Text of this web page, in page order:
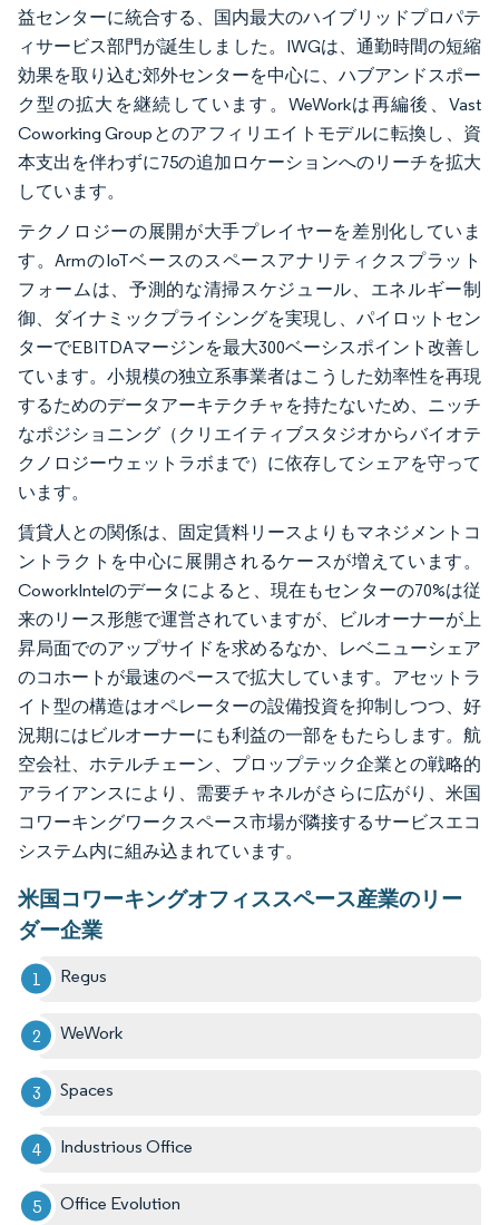
益センターに統合する、国内最大のハイブリッドプロパテ
ィサービス部門が誕生しました。IWGは、通勤時間の短縮
効果を取り込む郊外センターを中心に、ハブアンドスポー
ク型の拡大を継続しています。WeWorkは再編後、Vast
Coworking Groupとのアフィリエイトモデルに転換し、資
本支出を伴わずに75の追加ロケーションへのリーチを拡大
しています。
テクノロジーの展開が大手プレイヤーを差別化していま
す。ArmのIoTベースのスペースアナリティクスプラット
フォームは、予測的な清掃スケジュール、エネルギー制
御、ダイナミックプライシングを実現し、パイロットセン
ターでEBITDAマージンを最大300ベーシスポイント改善し
ています。小規模の独立系事業者はこうした効率性を再現
するためのデータアーキテクチャを持たないため、ニッチ
なポジショニング（クリエイティブスタジオからバイオテ
クノロジーウェットラボまで）に依存してシェアを守って
います。
賃貸人との関係は、固定賃料リースよりもマネジメントコ
ントラクトを中心に展開されるケースが増えています。
CoworkIntelのデータによると、現在もセンターの70%は従
来のリース形態で運営されていますが、ビルオーナーが上
昇局面でのアップサイドを求めるなか、レベニューシェア
のコホートが最速のペースで拡大しています。アセットラ
イト型の構造はオペレーターの設備投資を抑制しつつ、好
況期にはビルオーナーにも利益の一部をもたらします。航
空会社、ホテルチェーン、プロップテック企業との戦略的
アライアンスにより、需要チャネルがさらに広がり、米国
コワーキングワークスペース市場が隣接するサービスエコ
システム内に組み込まれています。
米国コワーキングオフィススペース産業のリー
ダー企業
Regus
WeWork
Spaces
Industrious Office
Office Evolution